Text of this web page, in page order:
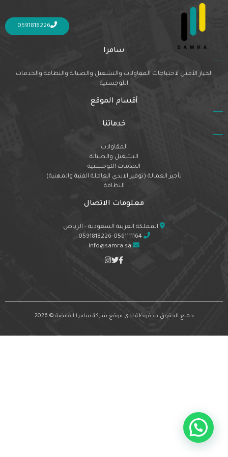
0591818226
Nothing Found
It seems we can’t find what you’re looking for. Perhaps searching can help.
سامرا
الخيار الأمثل لاحتياجات المقاولات والتشغيل والصيانة والنظافة والخدمات
اللوجستية
أقسام الموقع
خدماتنا
المقاولات
التشغيل والصيانة
الخدمات اللوجستية
تأجير العمالة (توفير الايدي العاملة الفنية والمهنية)
النظافة
معلومات الاتصال
المملكة العربية السعودية - الرياض
0591818226-0561111164
info@samra.sa
جميع الحقوق محفوظة لدى موقع شركة سامرا القابضة © 2026